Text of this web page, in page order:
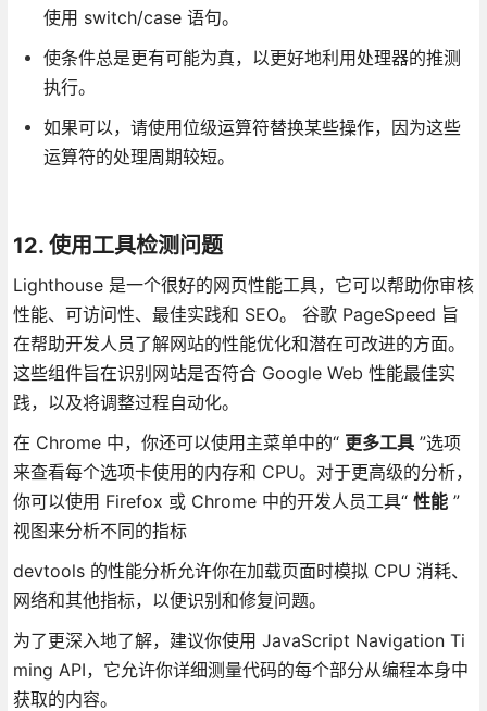
使用 switch/case 语句。
使条件总是更有可能为真，以更好地利用处理器的推测
执行。
如果可以，请使用位级运算符替换某些操作，因为这些
运算符的处理周期较短。
12. 使用工具检测问题
Lighthouse 是一个很好的网页性能工具，它可以帮助你审核
性能、可访问性、最佳实践和 SEO。 谷歌 PageSpeed 旨
在帮助开发人员了解网站的性能优化和潜在可改进的方面。
这些组件旨在识别网站是否符合 Google Web 性能最佳实
践，以及将调整过程自动化。
在 Chrome 中，你还可以使用主菜单中的“ 更多工具”选项
来查看每个选项卡使用的内存和 CPU。对于更高级的分析，
你可以使用 Firefox 或 Chrome 中的开发人员工具“ 性能”
视图来分析不同的指标
devtools 的性能分析允许你在加载页面时模拟 CPU 消耗、
网络和其他指标，以便识别和修复问题。
为了更深入地了解，建议你使用 JavaScript Navigation Ti
ming API，它允许你详细测量代码的每个部分从编程本身中
获取的内容。